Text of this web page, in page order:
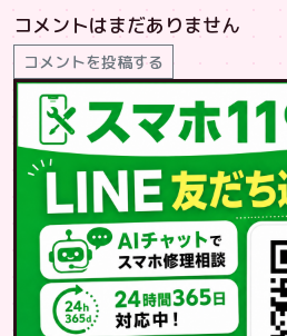
コメントはまだありません
コメントを投稿する